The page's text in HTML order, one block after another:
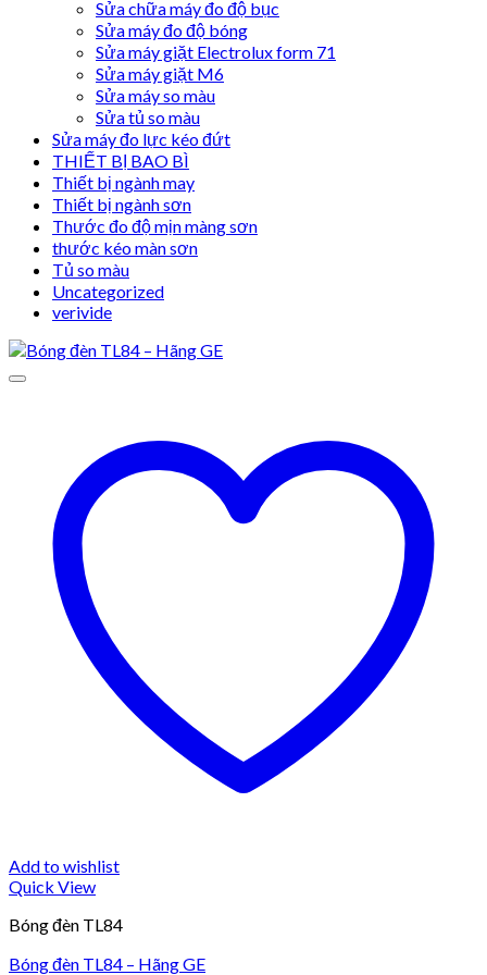
Sửa chữa máy đo độ bục
Sửa máy đo độ bóng
Sửa máy giặt Electrolux form 71
Sửa máy giặt M6
Sửa máy so màu
Sửa tủ so màu
Sửa máy đo lực kéo đứt
THIẾT BỊ BAO BÌ
Thiết bị ngành may
Thiết bị ngành sơn
Thước đo độ mịn màng sơn
thước kéo màn sơn
Tủ so màu
Uncategorized
verivide
Add to wishlist
Quick View
Bóng đèn TL84
Bóng đèn TL84 – Hãng GE